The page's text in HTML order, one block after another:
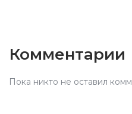
Комментарии
Пока никто не оставил